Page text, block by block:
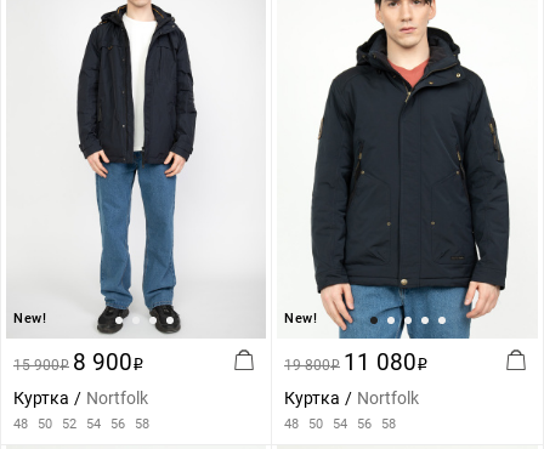
New!
15 900i 8 900i
Куртка Nortfolk
48 50 52 54 56 58
New!
19 800i 11 080i
Куртка Nortfolk
48 50 54 56 58